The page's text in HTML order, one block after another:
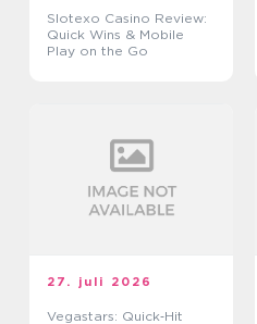
Slotexo Casino Review:
Quick Wins & Mobile
Play on the Go
27. juli 2026
Vegastars: Quick‑Hit